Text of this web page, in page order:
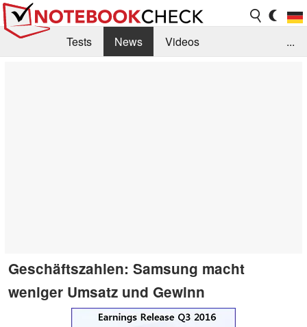
Tests News
Videos
...
Geschäftszahlen: Samsung macht
weniger Umsatz und Gewinn